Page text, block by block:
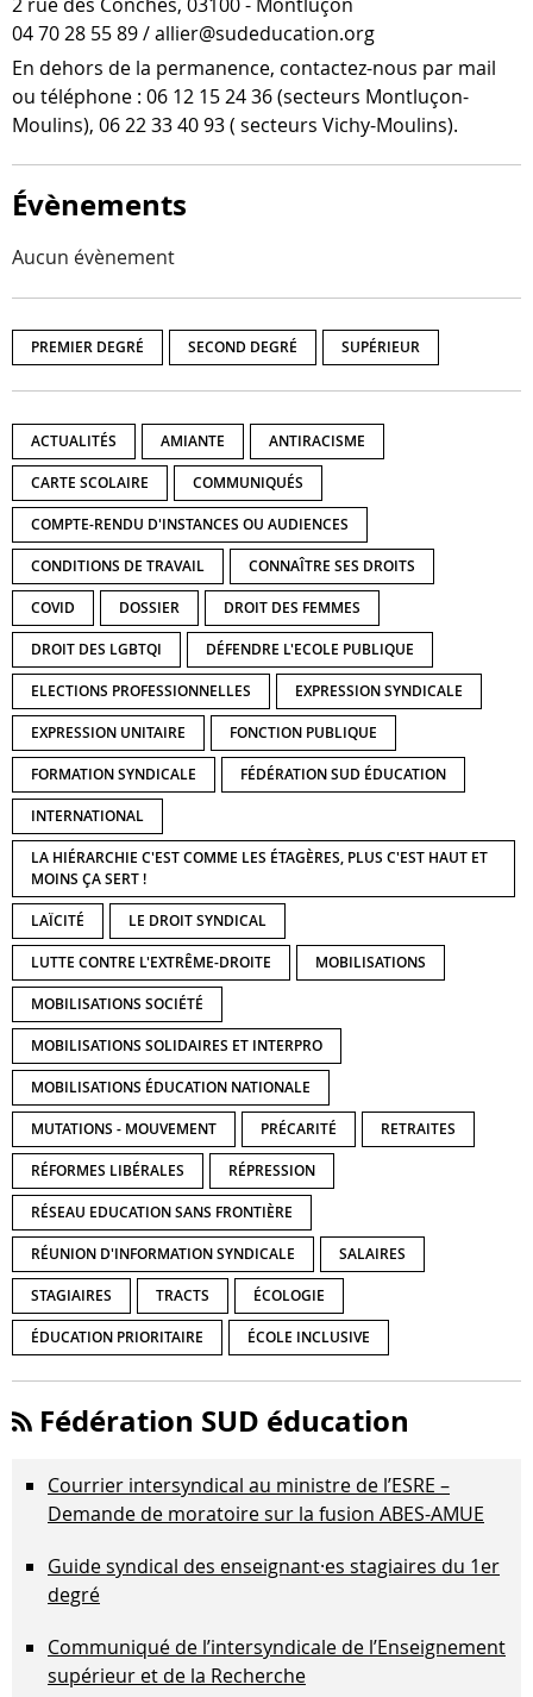
04 70 28 55 89 / allier@sudeducation.org
En dehors de la per­ma­nence, contactez-​nous par mail
ou télé­phone : 06 12 15 24 36 (sec­teurs Montluçon-​
Moulins), 06 22 33 40 93 ( sec­teurs Vichy-Moulins).
Évènements
Aucun évènement
PREMIER DEGRÉ SECOND DEGRÉ SUPÉRIEUR
ACTUALITÉS AMIANTE ANTIRACISME
CARTE SCOLAIRE COMMUNIQUÉS
COMPTE-RENDU D'INSTANCES OU AUDIENCES
CONDITIONS DE TRAVAIL CONNAÎTRE SES DROITS
COVID DOSSIER DROIT DES FEMMES
DROIT DES LGBTQI DÉFENDRE L'ECOLE PUBLIQUE
ELECTIONS PROFESSIONNELLES EXPRESSION SYNDICALE
EXPRESSION UNITAIRE FONCTION PUBLIQUE
FORMATION SYNDICALE FÉDÉRATION SUD ÉDUCATION
INTERNATIONAL
LA HIÉRARCHIE C'EST COMME LES ÉTAGÈRES, PLUS C'EST HAUT ET
MOINS ÇA SERT !
LAÏCITÉ LE DROIT SYNDICAL
LUTTE CONTRE L'EXTRÊME-DROITE MOBILISATIONS
MOBILISATIONS SOCIÉTÉ
MOBILISATIONS SOLIDAIRES ET INTERPRO
MOBILISATIONS ÉDUCATION NATIONALE
MUTATIONS - MOUVEMENT PRÉCARITÉ RETRAITES
RÉFORMES LIBÉRALES RÉPRESSION
RÉSEAU EDUCATION SANS FRONTIÈRE
RÉUNION D'INFORMATION SYNDICALE SALAIRES
STAGIAIRES TRACTS ÉCOLOGIE
ÉDUCATION PRIORITAIRE ÉCOLE INCLUSIVE
Fédération SUD éducation
Courrier intersyndical au ministre de l’ESRE –
Demande de moratoire sur la fusion ABES-AMUE
Guide syndical des enseignant·es stagiaires du 1er
degré
Communiqué de l’intersyndicale de l’Enseignement
supérieur et de la Recherche